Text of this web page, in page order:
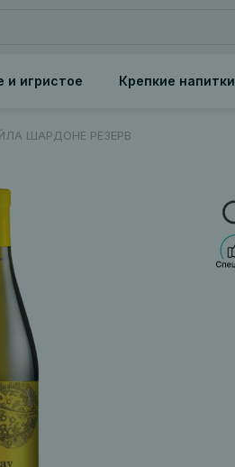
и игристое Крепкие напитки
ШАРДОНЕ РЕЗЕРВ